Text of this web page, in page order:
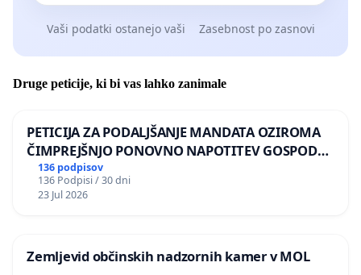
Vaši podatki ostanejo vaši Zasebnost po zasnovi
Druge peticije, ki bi vas lahko zanimale
PETICIJA ZA PODALJŠANJE MANDATA OZIROMA
ČIMPREJŠNJO PONOVNO NAPOTITEV GOSPODA
BERNARDA ŠRAJNERJA NA VELEPOSLANIŠTVO
REPUBLIKE SLOVENIJE V MOSKVI
136 podpisov
136 Podpisi / 30 dni
23 Jul 2026
Zemljevid občinskih nadzornih kamer v MOL